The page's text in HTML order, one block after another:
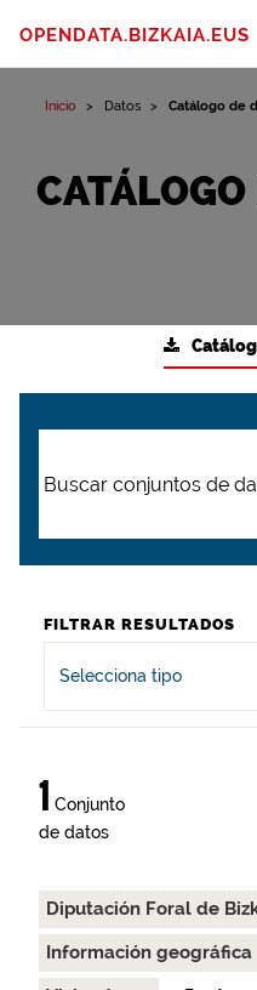
OPENDATA.BIZKAIA.EUS
Inicio Datos Catálogo de
FILTRAR RESULTADOS
Selecciona tipo
1 Conjunto
de datos
Diputación Foral de
Información geográfica